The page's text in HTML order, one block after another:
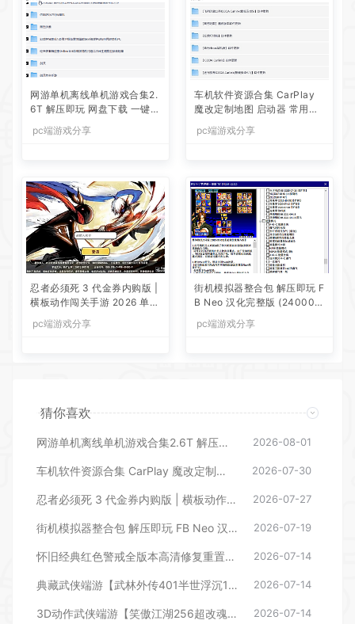
网游单机离线单机游戏合集2.
6T 解压即玩 网盘下载 一键端
pc端游戏分享
车机软件资源合集 CarPlay
魔改定制地图 启动器 常用软
pc端游戏分享
忍者必须死 3 代金券内购版 |
横板动作闯关手游 2026 单机
一键镜像端 Linux 服务端带 C
DK 后台
pc端游戏分享
街机模拟器整合包 解压即玩 F
B Neo 汉化完整版 (24000
+游戏)支持手柄摇杆多人游戏
pc端游戏分享
猜你喜欢
网游单机离线单机游戏合集2.6T 解压即玩 网盘下载 一键端免安装免配置 2026-08-01
车机软件资源合集 CarPlay 魔改定制地图 启动器 常用软件工具合集等等 2026-07-30
忍者必须死 3 代金券内购版 | 横板动作闯关手游 2026 单机一键镜像端 Linux 服务端带 CDK 后台 2026-07-27
街机模拟器整合包 解压即玩 FB Neo 汉化完整版 (24000+游戏)支持手柄摇杆多人游戏 2026-07-19
怀旧经典红色警戒全版本高清修复重置版单机联机地图mod修改器全集合 2026-07-14
典藏武侠端游【武林外传401半世浮沉100级小天位版】2025最新整理单机一键即玩镜像端+Linux手工服务端+网页注册+GM工具+PC客户端+详细搭建教程【站长亲测】 2026-07-14
3D动作武侠端游【笑傲江湖256超改魂帝版】2025最新整理单机一键即玩镜像端+Linux手工服务端+网页注册+GM工具+GM命令+PC客户端+教程【站长亲测】 2026-07-14